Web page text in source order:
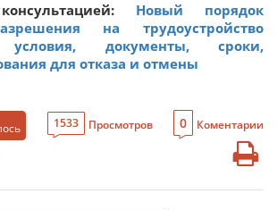
Новый порядок
на трудоустройство
условия, документы, сроки,
для отказа и отмены
1533 Просмотров 0 Коментарии